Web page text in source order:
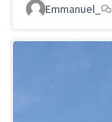
Emmanuel_